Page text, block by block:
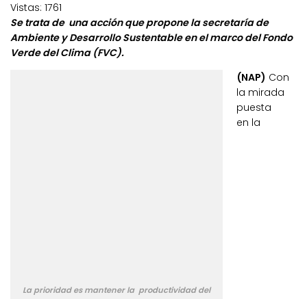
Vistas: 1761
Se trata de una acción que propone la secretaría de
Ambiente y Desarrollo Sustentable en el marco del Fondo
Verde del Clima (FVC).
La prioridad es mantener la productividad del
(NAP) Con
la mirada
puesta
en la